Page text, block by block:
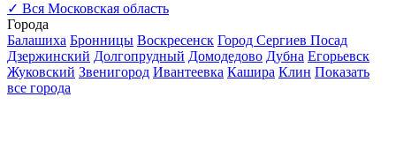
✓ Вся Московская область
Города
Балашиха Бронницы Воскресенск Город Сергиев Посад
Дзержинский Долгопрудный Домодедово Дубна Егорьевск
Жуковский Звенигород Ивантеевка Кашира Клин Показать
все города